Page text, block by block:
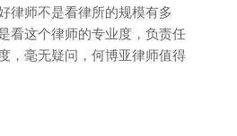
律师不是看律所的规模有多
看这个律师的专业度，负责任
，毫无疑问，何博亚律师值得